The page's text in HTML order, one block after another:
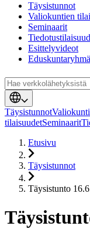
Täysistunnot
Valiokuntien
Seminaarit
Esittelyvideot
Täysistunnot
tilaisuudetSeminaarit
Etusivu
Täysistunnot
Täysistunto